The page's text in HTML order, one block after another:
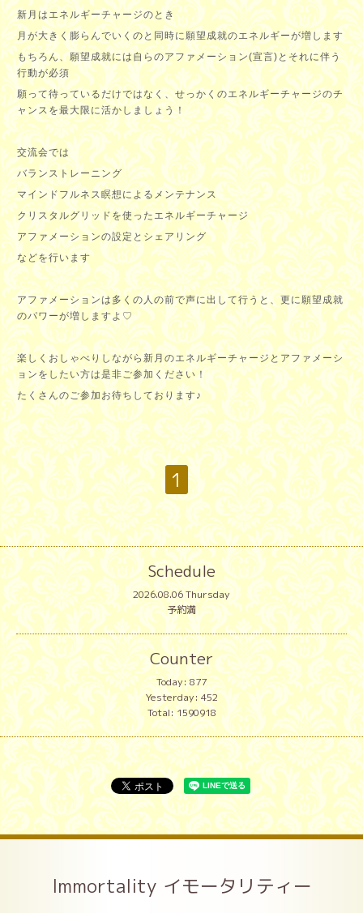
新月はエネルギーチャージのとき
月が大きく膨らんでいくのと同時に願望成就のエネルギーが増します
もちろん、願望成就には自らのアファメーション(宣言)とそれに伴う
行動が必須
願って待っているだけではなく、せっかくのエネルギーチャージのチ
ャンスを最大限に活かしましょう！
交流会では
バランストレーニング
マインドフルネス瞑想によるメンテナンス
クリスタルグリッドを使ったエネルギーチャージ
アファメーションの設定とシェアリング
などを行います
アファメーションは多くの人の前で声に出して行うと、更に願望成就
のパワーが増しますよ♡
楽しくおしゃべりしながら新月のエネルギーチャージとアファメーシ
ョンをしたい方は是非ご参加ください！
たくさんのご参加お待ちしております♪
1
Schedule
2026.08.06 Thursday
予約満
Counter
Today:877
Yesterday:452
Total:1590918
Immortality イモータリティー